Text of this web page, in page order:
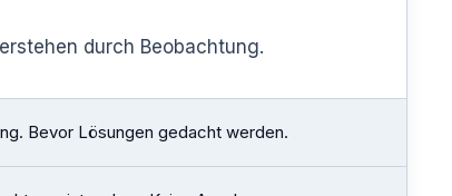
durch Beobachtung.
Bevor Lösungen gedacht werden.